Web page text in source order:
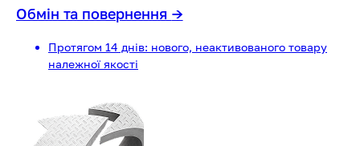
Обмін та повернення →
Протягом 14 днів: нового, неактивованого товару
належної якості